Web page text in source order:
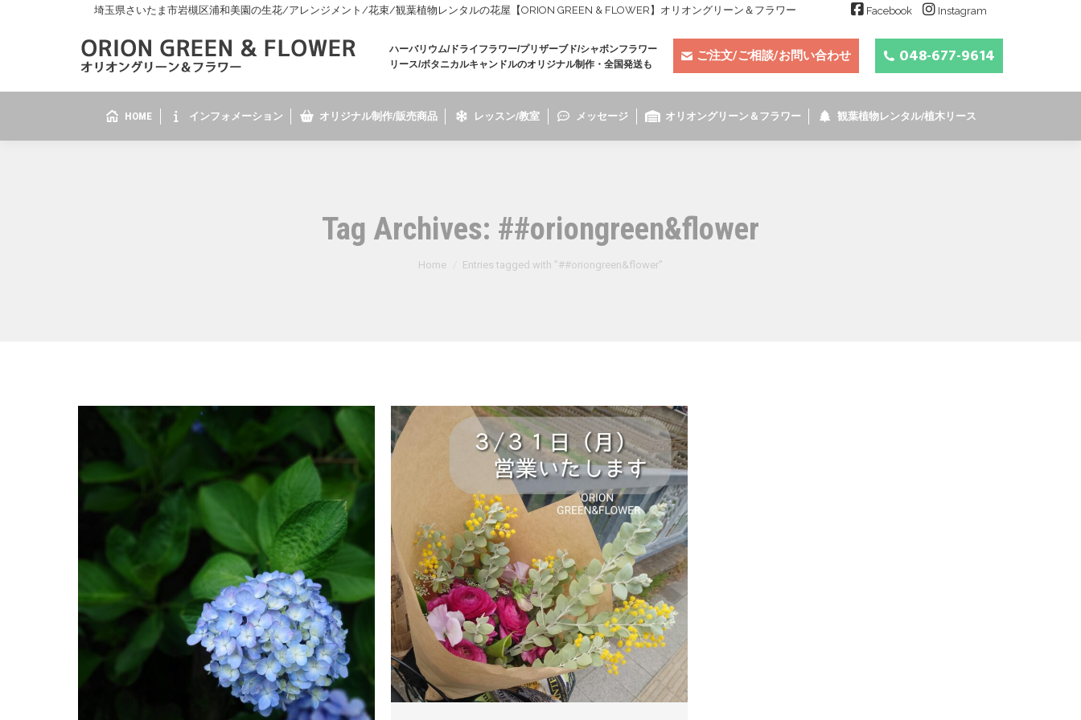
埼玉県さいたま市岩槻区浦和美園の生花/アレンジメント/花束/観葉植物レンタルの花屋【ORION GREEN & FLOWER】オリオングリーン＆フラワー Facebook Instagram
ハーバリウム/ドライフラワー/プリザーブド/シャボンフラワー
リース/ボタニカルキャンドルのオリジナル制作・全国発送も
ご注文/ご相談/お問い合わせ 048-677-9614
HOME インフォメーション オリジナル制作/販売商品 レッスン/教室 メッセージ オリオングリーン＆フラワー 観葉植物レンタル/植木リース
Tag Archives: ##oriongreen&flower
You are here:
Home Entries tagged with "##oriongreen&flower"